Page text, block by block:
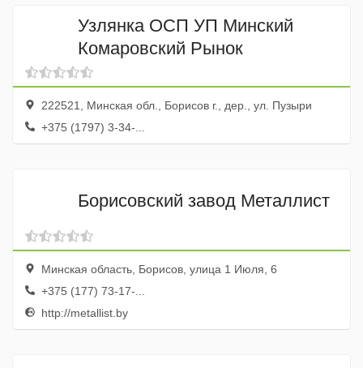
Узлянка ОСП УП Минский
Комаровский Рынок
222521, Минская обл., Борисов г., дер., ул. Пузыри
+375 (1797) 3-34-...
Борисовский завод Металлист
Минская область, Борисов, улица 1 Июля, 6
+375 (177) 73-17-...
http://metallist.by